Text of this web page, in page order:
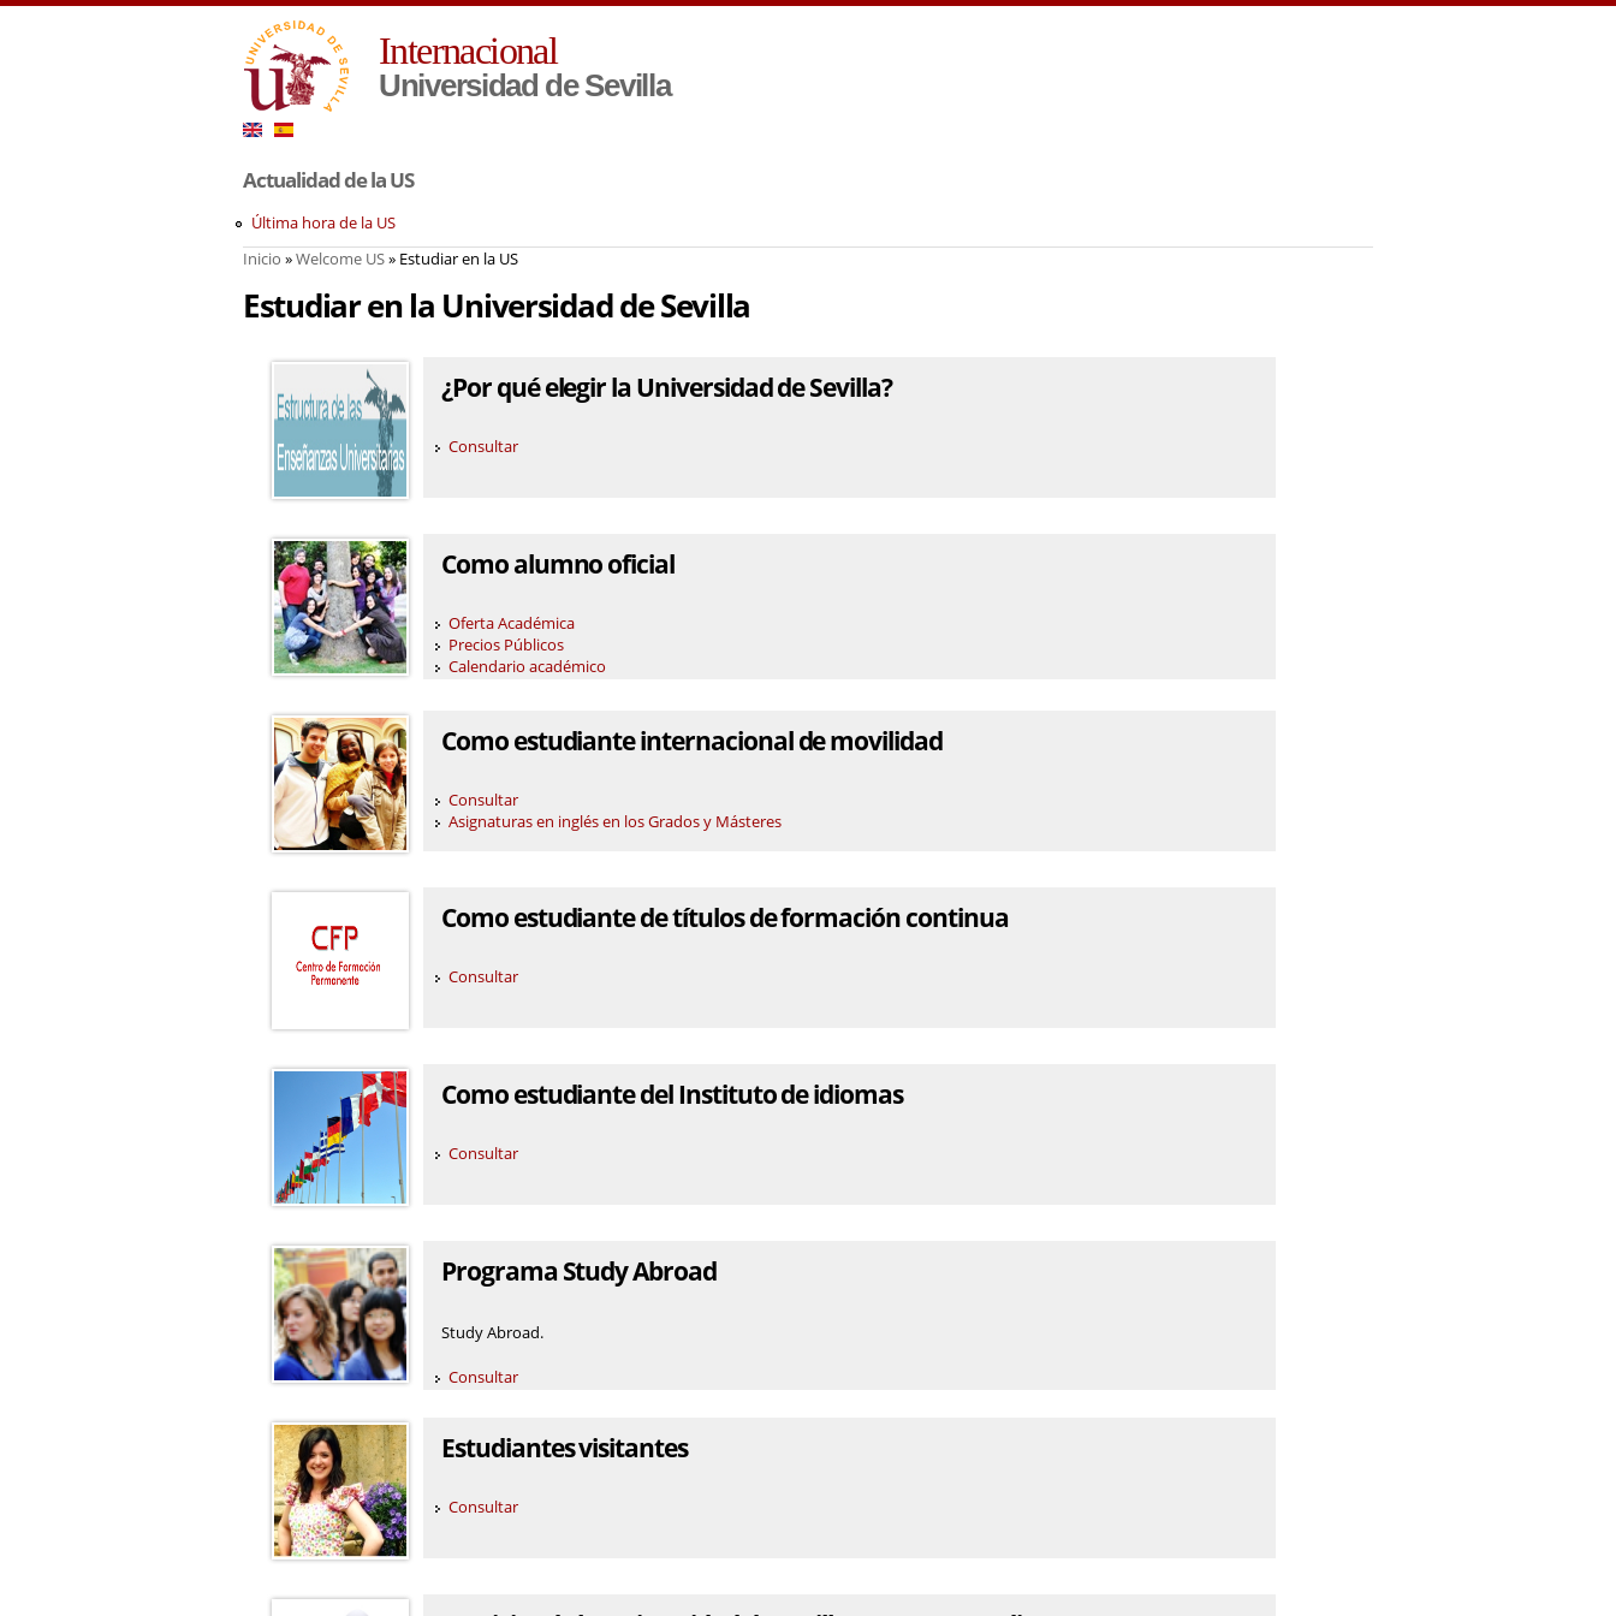
Internacional
Universidad de Sevilla
Actualidad de la US
Última hora de la US
Usted está aquí
Inicio »Welcome US» Estudiar en la US
Estudiar en la Universidad de Sevilla
¿Por qué elegir la Universidad de Sevilla?
Consultar
Como alumno oficial
Oferta Académica
Precios Públicos
Calendario académico
Como estudiante internacional de movilidad
Consultar
Asignaturas en inglés en los Grados y Másteres
Como estudiante de títulos de formación continua
Consultar
Como estudiante del Instituto de idiomas
Consultar
Programa Study Abroad
Study Abroad.
Consultar
Estudiantes visitantes
Consultar